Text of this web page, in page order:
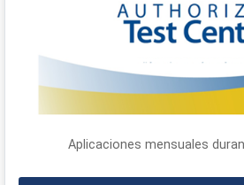
Aplicaciones mensuales